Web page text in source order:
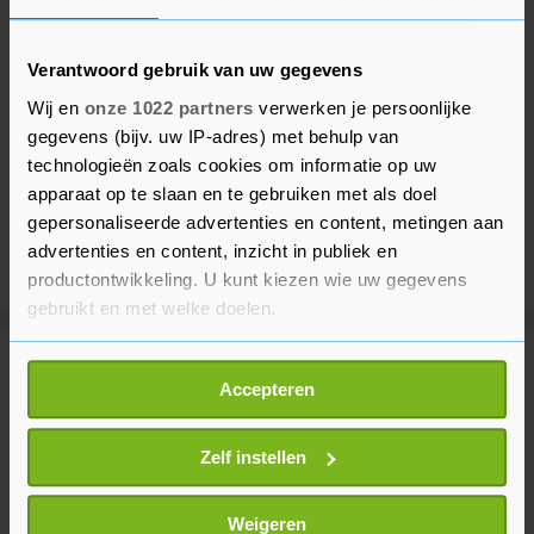
Verantwoord gebruik van uw gegevens
Wij en onze 1022 partners verwerken je persoonlijke
gegevens (bijv. uw IP-adres) met behulp van
technologieën zoals cookies om informatie op uw
apparaat op te slaan en te gebruiken met als doel
gepersonaliseerde advertenties en content, metingen aan
advertenties en content, inzicht in publiek en
productontwikkeling. U kunt kiezen wie uw gegevens
gebruikt en met welke doelen.
Als u het toestaat, willen we ook graag:
Informatie verzamelen over uw geografische
locatie, die tot een paar meter nauwkeurig kan zijn
Uw apparaat identificeren door het actief te
scannen op specifieke eigenschappen (fingerprinting)
Lees meer over hoe uw persoonlijke gegevens worden
Accepteren
Zelf instellen
Weigeren
Meer uit Buitenland
Congo: aantal bevestigde